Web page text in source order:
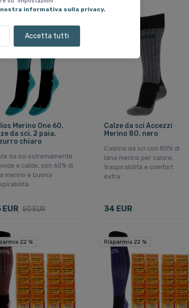
nostra informativa sulla privacy.
Accetta tutti
Merino One 60,
da sci, 2 paia,
chiaro
da sci estremamente
e calde, con 60% di
merino e buona
EUR 50 EUR
Calze da sci Accezzi
Merino 80, nero
Calzino da sci con 80% di
lana merino per calore,
traspirabilità e comfort
extra
34 EUR
22 %
22 % Risparmia 22 %
Risparmia 22 %